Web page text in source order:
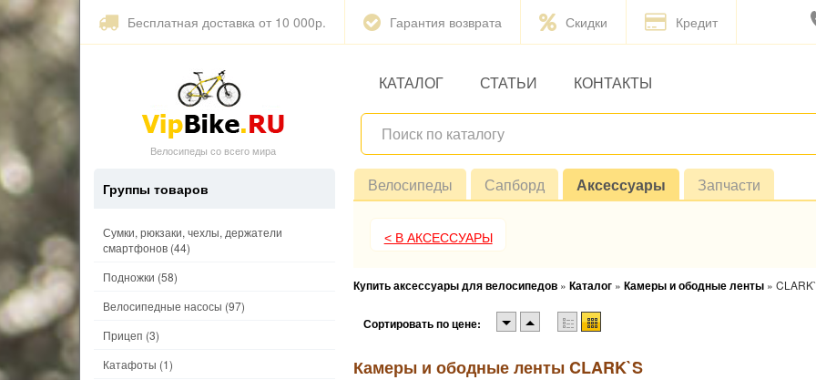
Бесплатная доставка от 10 000р. Гарантия возврата Скидки Кредит
Велосипеды со всего мира
КАТАЛОГ СТАТЬИ КОНТАКТЫ
Велосипеды Сапборд Аксессуары Запчасти
< В АКСЕССУАРЫ
Купить аксессуары для велосипедов » Каталог » Камеры и ободные ленты »
Сортировать по цене:
Камеры и ободные ленты CLARK`S
Группы товаров
Сумки, рюкзаки, чехлы, держатели
смартфонов (44)
Подножки (58)
Велосипедные насосы (97)
Прицеп (3)
Катафоты (1)